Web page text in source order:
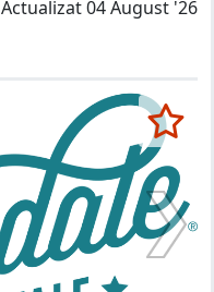
Actualizat 04 August '26